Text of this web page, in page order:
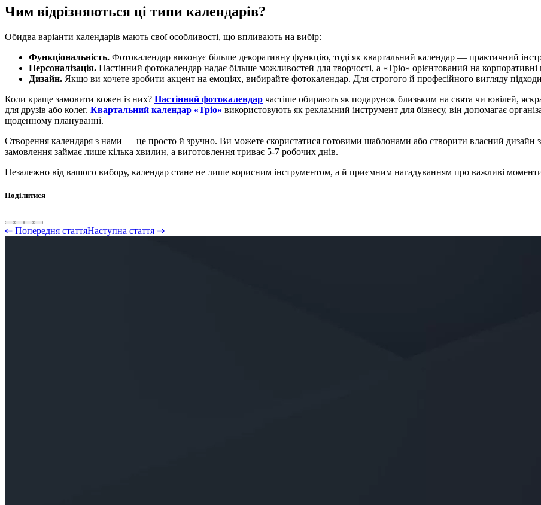
Чим відрізняються ці типи календарів?
Обидва варіанти календарів мають свої особливості, що впливають на вибір:
Функціональність. Фотокалендар виконує більше декоративну функцію, тоді як квартальний календар — практичний
Персоналізація. Настінний фотокалендар надає більше можливостей для творчості, а «Тріо» орієнтований на корпоративні
Дизайн. Якщо ви хочете зробити акцент на емоціях, вибирайте фотокалендар. Для строгого й професійного вигляду
Коли краще замовити кожен із них? Настінний фотокалендар частіше обирають як подарунок близьким на свята чи ювілей,
для друзів або колег. Квартальний календар «Тріо» використовують як рекламний інструмент для бізнесу, він допомагає
щоденному плануванні.
Створення календаря з нами — це просто й зручно. Ви можете скористатися готовими шаблонами або створити власний
замовлення займає лише кілька хвилин, а виготовлення триває 5-7 робочих днів.
Незалежно від вашого вибору, календар стане не лише корисним інструментом, а й приємним нагадуванням про важливі
Поділитися
⇐ Попередня статтяНаступна стаття ⇒